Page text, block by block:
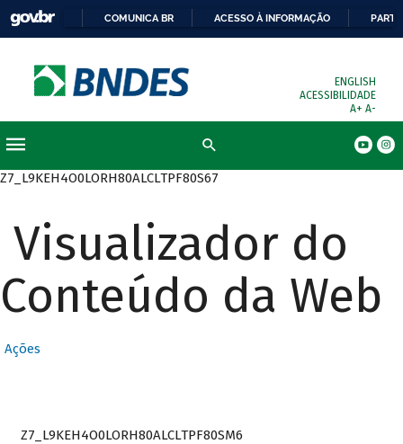
COMUNICA BR ACESSO À INFORMAÇÃO
ENGLISH
ACESSIBILIDADE
A+ A-
Z7_L9KEH4O0LORH80ALCLTPF80S67
Visualizador do
Conteúdo da Web
Ações
Z7_L9KEH4O0LORH80ALCLTPF80SM6